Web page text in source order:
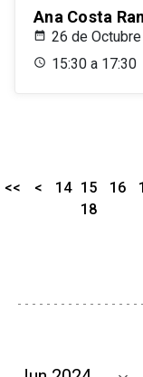
Ana Costa
26 de
15:30 a 17:30
<< < 14 15 16
18